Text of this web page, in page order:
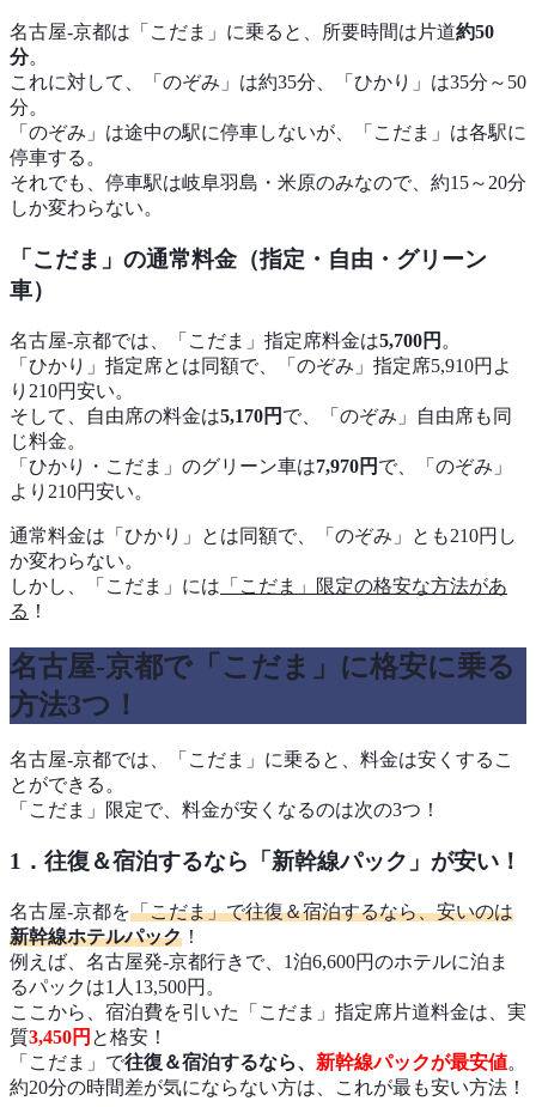
名古屋-京都は「こだま」に乗ると、所要時間は片道約50
分。
これに対して、「のぞみ」は約35分、「ひかり」は35分～50
分。
「のぞみ」は途中の駅に停車しないが、「こだま」は各駅に
停車する。
それでも、停車駅は岐阜羽島・米原のみなので、約15～20分
しか変わらない。
「こだま」の通常料金（指定・自由・グリーン
車）
名古屋-京都では、「こだま」指定席料金は5,700円 。
「ひかり」指定席とは同額で、「のぞみ」指定席5,910円よ
り210円安い。
そして、自由席の料金は5,170円 で、「のぞみ」自由席も同
じ料金。
「ひかり・こだま」のグリーン車は7,970円 で、「のぞみ」
より210円安い。
通常料金は「ひかり」とは同額で、「のぞみ」とも210円し
か変わらない。
しかし、「こだま」には 「こだま」限定の格安な方法があ
る ！
名古屋-京都で「こだま」に格安に乗る
方法3つ！
名古屋-京都では、「こだま」に乗ると、料金は安くするこ
とができる。
「こだま」限定で、料金が安くなるのは次の3つ！
1．往復＆宿泊するなら「新幹線パック」が安い！
名古屋-京都を「こだま」で往復＆宿泊するなら、安いのは
新幹線ホテルパック ！
例えば、名古屋発-京都行きで、1泊6,600円のホテルに泊ま
るパックは1人13,500円。
ここから、宿泊費を引いた「こだま」指定席片道料金は、実
質3,450円 と格安！
「こだま」で往復＆宿泊するなら、 新幹線パックが最安値。
約20分の時間差が気にならない方は、これが最も安い方法！